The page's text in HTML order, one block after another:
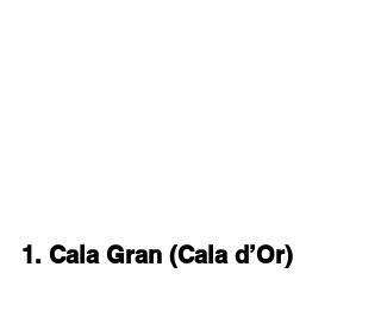
1. Cala Gran (Cala d’Or)